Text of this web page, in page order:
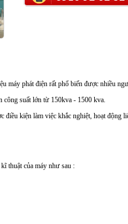
phát điện rất phổ biến được nhiều
công suất lớn từ 150kva - 1500 kva.
điều kiện làm việc khắc nghiệt, hoạt
thuật của máy như sau :